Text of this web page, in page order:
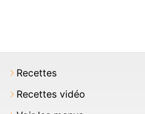
Recettes
Recettes vidéo